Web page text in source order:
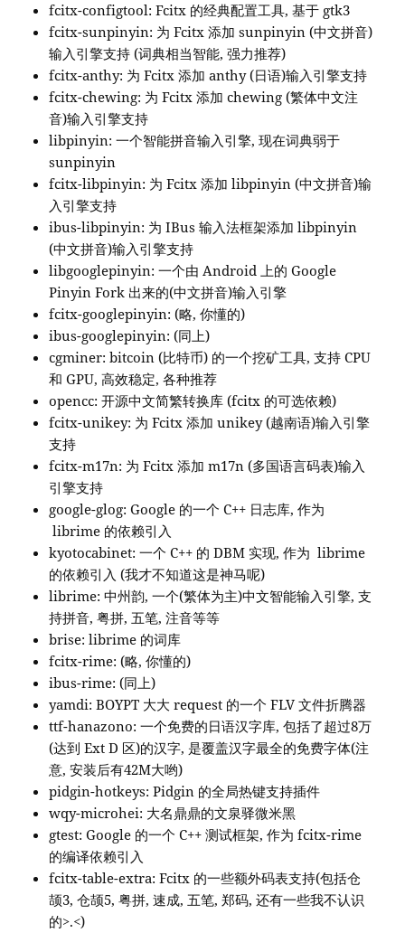
fcitx-configtool: Fcitx 的经典配置工具, 基于 gtk3
fcitx-sunpinyin: 为 Fcitx 添加 sunpinyin (中文拼音)
输入引擎支持 (词典相当智能, 强力推荐)
fcitx-anthy: 为 Fcitx 添加 anthy (日语)输入引擎支持
fcitx-chewing: 为 Fcitx 添加 chewing (繁体中文注
音)输入引擎支持
libpinyin: 一个智能拼音输入引擎, 现在词典弱于
sunpinyin
fcitx-libpinyin: 为 Fcitx 添加 libpinyin (中文拼音)输
入引擎支持
ibus-libpinyin: 为 IBus 输入法框架添加 libpinyin
(中文拼音)输入引擎支持
libgooglepinyin: 一个由 Android 上的 Google
Pinyin Fork 出来的(中文拼音)输入引擎
fcitx-googlepinyin: (略, 你懂的)
ibus-googlepinyin: (同上)
cgminer: bitcoin (比特币) 的一个挖矿工具, 支持 CPU
和 GPU, 高效稳定, 各种推荐
opencc: 开源中文简繁转换库 (fcitx 的可选依赖)
fcitx-unikey: 为 Fcitx 添加 unikey (越南语)输入引擎
支持
fcitx-m17n: 为 Fcitx 添加 m17n (多国语言码表)输入
引擎支持
google-glog: Google 的一个 C++ 日志库, 作为
librime 的依赖引入
kyotocabinet: 一个 C++ 的 DBM 实现, 作为 librime
的依赖引入 (我才不知道这是神马呢)
librime: 中州韵, 一个(繁体为主)中文智能输入引擎, 支
持拼音, 粤拼, 五笔, 注音等等
brise: librime 的词库
fcitx-rime: (略, 你懂的)
ibus-rime: (同上)
yamdi: BOYPT 大大 request 的一个 FLV 文件折腾器
ttf-hanazono: 一个免费的日语汉字库, 包括了超过8万
(达到 Ext D 区)的汉字, 是覆盖汉字最全的免费字体(注
意, 安装后有42M大哟)
pidgin-hotkeys: Pidgin 的全局热键支持插件
wqy-microhei: 大名鼎鼎的文泉驿微米黑
gtest: Google 的一个 C++ 测试框架, 作为 fcitx-rime
的编译依赖引入
fcitx-table-extra: Fcitx 的一些额外码表支持(包括仓
颉3, 仓颉5, 粤拼, 速成, 五笔, 郑码, 还有一些我不认识
的>.<)